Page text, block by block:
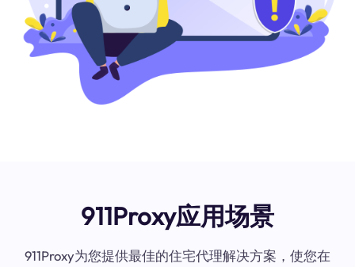
911Proxy应用场景
911Proxy为您提供最佳的住宅代理解决方案，使您在